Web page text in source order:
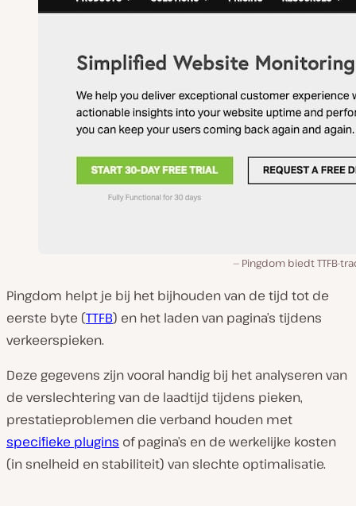
Pingdom biedt TTFB-
Pingdom helpt je bij het bijhouden van de tijd tot de
eerste byte (TTFB) en het laden van pagina’s tijdens
verkeerspieken.
Deze gegevens zijn vooral handig bij het analyseren van
de verslechtering van de laadtijd tijdens pieken,
prestatieproblemen die verband houden met
specifieke plugins of pagina’s en de werkelijke kosten
(in snelheid en stabiliteit) van slechte optimalisatie.